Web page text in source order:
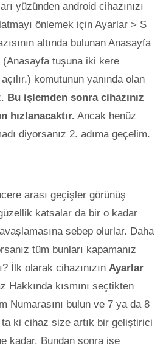
yüzünden android cihazınızı
önlemek için Ayarlar > S
altında bulunan Anasayfa
tuşuna iki kere
açılır.) komutunun yanında olan
Bu işlemden sonra cihazınız
hızlanacaktır. Ancak henüz
diyorsanız 2. adıma geçelim.
arası geçişler görünüş
katsalar da bir o kadar
sebep olurlar. Daha
tüm bunları kapamanız
İlk olarak cihazınızın Ayarlar
Hakkında kısmını seçtikten
Numarasını bulun ve 7 ya da 8
ta ki cihaz size artık bir geliştirici
kadar. Bundan sonra ise